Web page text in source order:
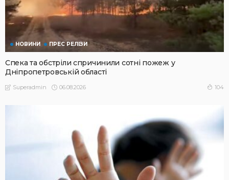
НОВИНИ ПРЕС РЕЛІЗИ
Спека та обстріли спричинили сотні пожеж у
Дніпропетровській області
Superadmin 06.08.2026 104